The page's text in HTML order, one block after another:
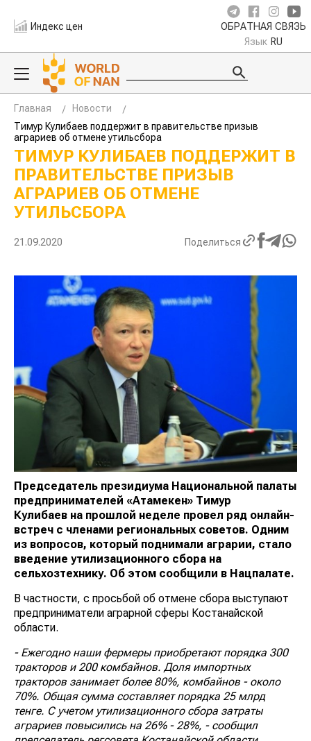
Индекс цен ОБРАТНАЯ СВЯЗЬ
Язык RU
Главная
Новости
Тимур Кулибаев поддержит в правительстве призыв
аграриев об отмене утильсбора
ТИМУР КУЛИБАЕВ ПОДДЕРЖИТ В
ПРАВИТЕЛЬСТВЕ ПРИЗЫВ
АГРАРИЕВ ОБ ОТМЕНЕ
УТИЛЬСБОРА
21.09.2020 Поделиться
Председатель президиума Национальной палаты
предпринимателей «Атамекен» Тимур
Кулибаев на прошлой неделе провел ряд онлайн-
встреч с членами региональных советов. Одним
из вопросов, который поднимали аграрии, стало
введение утилизационного сбора на
сельхозтехнику. Об этом сообщили в Нацпалате.
В частности, с просьбой об отмене сбора выступают
предприниматели аграрной сферы Костанайской
области.
- Ежегодно наши фермеры приобретают порядка 300
тракторов и 200 комбайнов. Доля импортных
тракторов занимает более 80%, комбайнов - около
70%. Общая сумма составляет порядка 25 млрд
тенге. С учетом утилизационного сбора затраты
аграриев повысились на 26% - 28%, - сообщил